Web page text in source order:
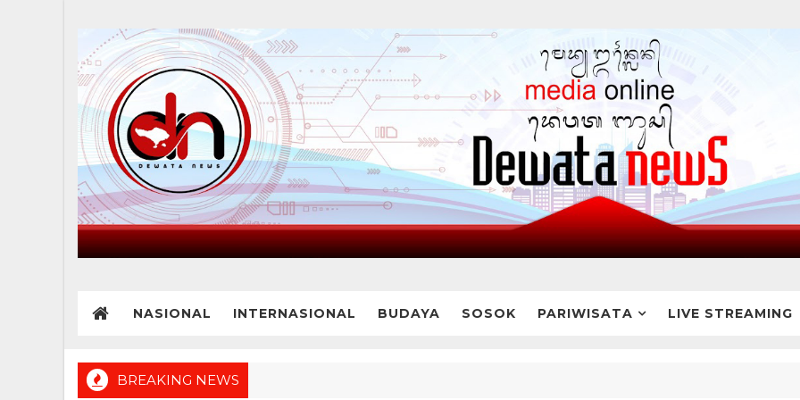
NASIONAL INTERNASIONAL BUDAYA SOSOK PARIWISATA LIVE STREAMING
BREAKING NEWS